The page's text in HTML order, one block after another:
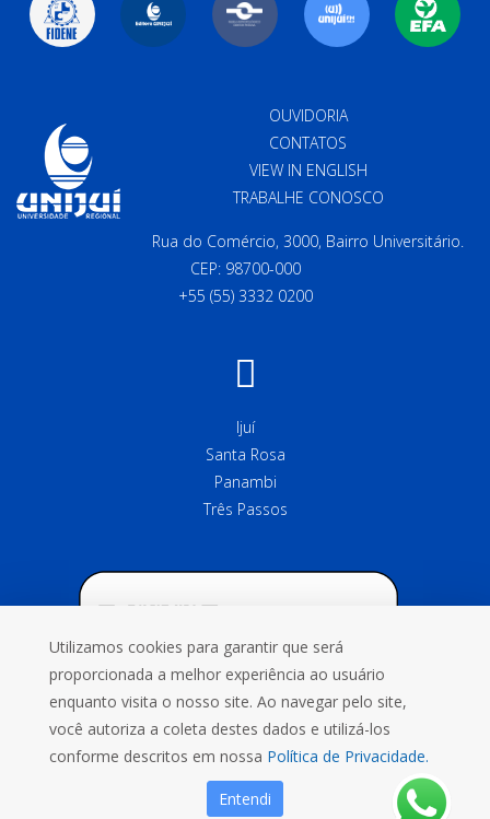
OUVIDORIA
CONTATOS
VIEW IN ENGLISH
TRABALHE CONOSCO
Rua do Comércio, 3000, Bairro Universitário.
CEP: 98700-000
+55 (55) 3332 0200
Ijuí
Santa Rosa
Panambi
Três Passos
Utilizamos cookies para garantir que será
proporcionada a melhor experiência ao usuário
enquanto visita o nosso site. Ao navegar pelo site,
você autoriza a coleta destes dados e utilizá-los
conforme descritos em nossa Política de Privacidade.
Entendi